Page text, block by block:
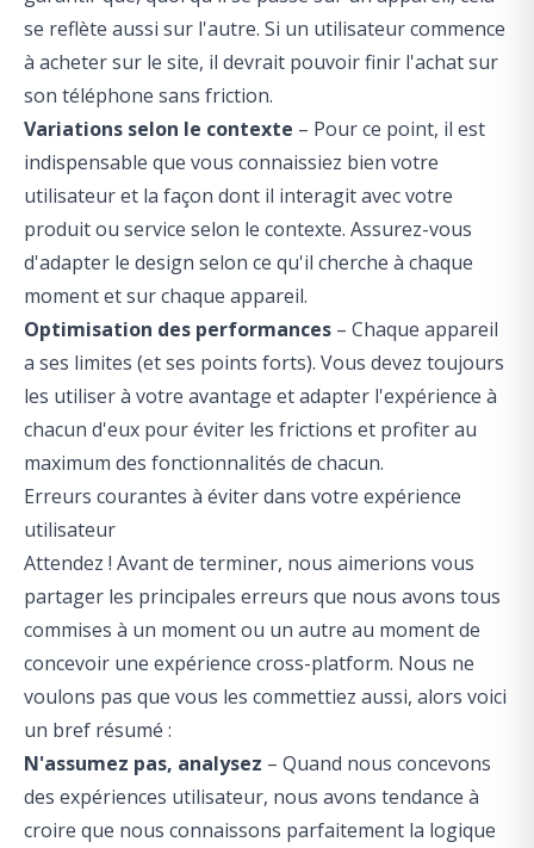
se reflète aussi sur l'autre. Si un utilisateur commence
à acheter sur le site, il devrait pouvoir finir l'achat sur
son téléphone sans friction.
Variations selon le contexte – Pour ce point, il est
indispensable que vous connaissiez bien votre
utilisateur et la façon dont il interagit avec votre
produit ou service selon le contexte. Assurez-vous
d'adapter le design selon ce qu'il cherche à chaque
moment et sur chaque appareil.
Optimisation des performances – Chaque appareil
a ses limites (et ses points forts). Vous devez toujours
les utiliser à votre avantage et adapter l'expérience à
chacun d'eux pour éviter les frictions et profiter au
maximum des fonctionnalités de chacun.
Erreurs courantes à éviter dans votre expérience
utilisateur
Attendez ! Avant de terminer, nous aimerions vous
partager les principales erreurs que nous avons tous
commises à un moment ou un autre au moment de
concevoir une expérience cross-platform. Nous ne
voulons pas que vous les commettiez aussi, alors voici
un bref résumé :
N'assumez pas, analysez – Quand nous concevons
des expériences utilisateur, nous avons tendance à
croire que nous connaissons parfaitement la logique